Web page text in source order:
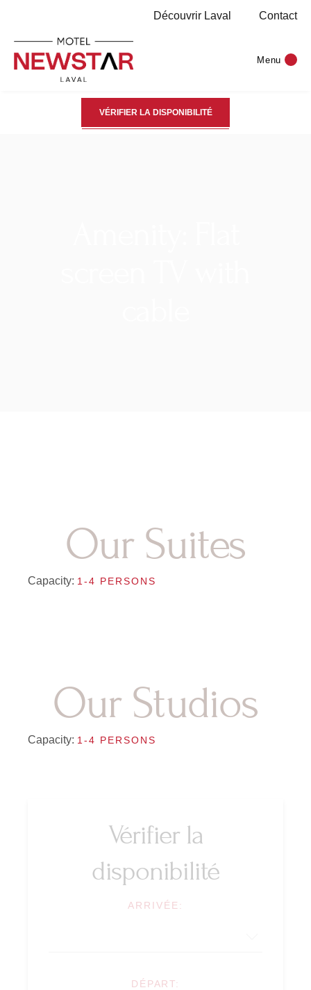
Découvrir Laval Contact
Menu
VÉRIFIER LA DISPONIBILITÉ
Our Suites
Capacity: 1-4 PERSONS
Our Studios
Capacity: 1-4 PERSONS
Vérifier la
disponibilité
ARRIVÉE:
DÉPART: